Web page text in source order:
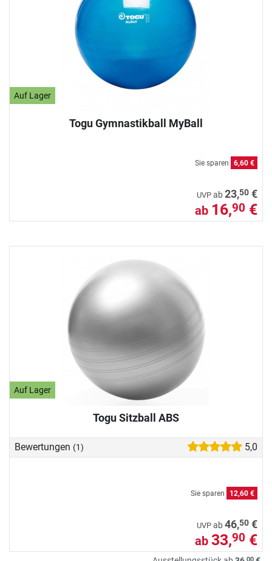
Auf Lager
Togu Gymnastikball MyBall
Sie sparen 6,60 €
UVP ab23,50 €
ab 16,90 €
Auf Lager
Togu Sitzball ABS
Bewertungen (1) 5,0
Sie sparen 12,60 €
UVP ab46,50 €
ab 33,90 €